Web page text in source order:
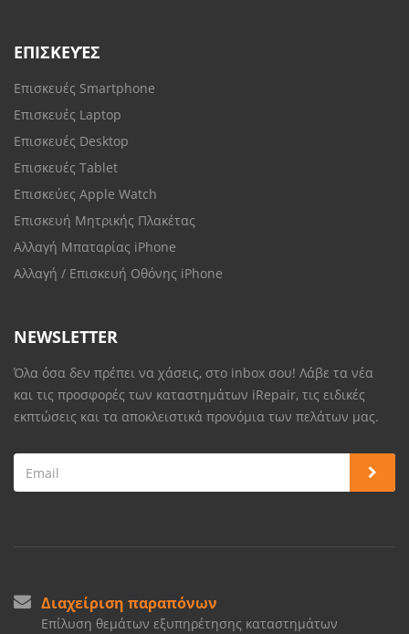
ΕΠΙΣΚΕΥΈΣ
Επισκευές Smartphone
Επισκευές Laptop
Επισκευές Desktop
Επισκευές Tablet
Επισκεύες Apple Watch
Επισκευή Μητρικής Πλακέτας
Αλλαγή Μπαταρίας iPhone
Αλλαγή / Επισκευή Οθόνης iPhone
NEWSLETTER
Όλα όσα δεν πρέπει να χάσεις, στο inbox σου! Λάβε τα νέα
και τις προσφορές των καταστημάτων iRepair, τις ειδικές
εκπτώσεις και τα αποκλειστικά προνόμια των πελάτων μας.
Διαχείριση παραπόνων
Επίλυση θεμάτων εξυπηρέτησης καταστημάτων